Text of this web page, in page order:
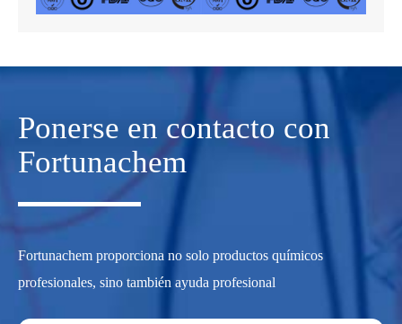
Ponerse en contacto con
Fortunachem
Fortunachem proporciona no solo productos químicos
profesionales, sino también ayuda profesional